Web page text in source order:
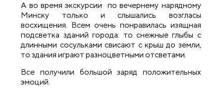
А во время экскурсии по вечернему нарядному
Минску только и слышались возгласы
восхищения. Всем очень понравилась изящная
подсветка зданий города: то снежные глыбы с
длинными сосульками свисают с крыш до земли,
то здания играют разноцветными отсветами.
Все получили большой заряд положительных
эмоций.